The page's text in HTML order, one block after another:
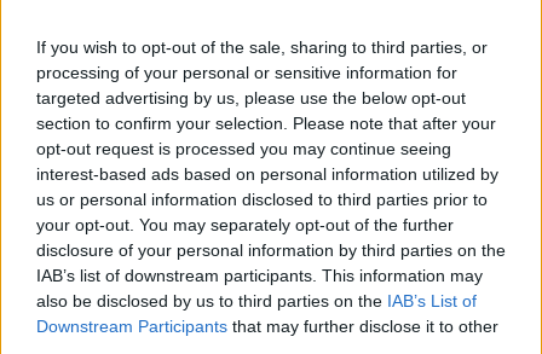
If you wish to opt-out of the sale, sharing to third parties, or
processing of your personal or sensitive information for
targeted advertising by us, please use the below opt-out
section to confirm your selection. Please note that after your
opt-out request is processed you may continue seeing
interest-based ads based on personal information utilized by
us or personal information disclosed to third parties prior to
your opt-out. You may separately opt-out of the further
disclosure of your personal information by third parties on the
IAB’s list of downstream participants. This information may
also be disclosed by us to third parties on the IAB’s List of
Downstream Participants that may further disclose it to other
Συμπερασματικά, το υαλουρονικό οξύ και το
σκουαλάνιο είναι δύο ξεχωριστά συστατικά
περιποίησης που έχουν πλεονεκτήματα για τους
περισσότερους τύπους δέρματος. Δεδομένου ότι
κάθε συστατικό συμβάλλει στην αναπλήρωση των
φυσικών διαδικασιών υγρασίας του δέρματός μας,
και τα δύο είναι εξαιρετικές επιλογές για να
δοκιμάσετε εάν αντιμετωπίζετε ξηρότητα ή
αφυδάτωση -απλώς βεβαιωθείτε ότι έχετε βρει μια
φόρμουλα που είναι προσαρμοσμένη στον τύπο του